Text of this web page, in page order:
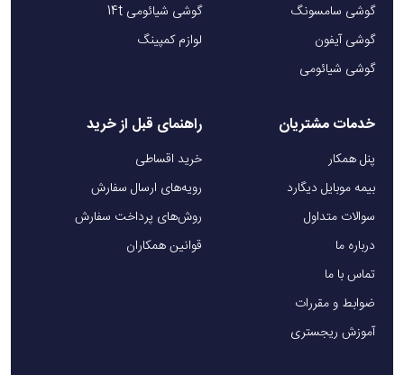
گوشی سامسونگ
گوشی آیفون
گوشی شیائومی
گوشی شیائومی 14t
لوازم کمپینگ
خدمات مشتریان
پنل همکار
بیمه موبایل دیگارد
سوالات متداول
درباره ما
تماس با ما
ضوابط و مقررات
آموزش ریجستری
راهنمای قبل از خرید
خرید اقساطی
رویه‌های ارسال سفارش
روش‌های پرداخت سفارش
قوانین همکاران